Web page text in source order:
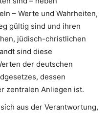
– Werte und Wahrheiten,
gültig sind und ihren
jüdisch-christlichen
sind diese
der deutschen
dessen
zentralen Anliegen ist.
aus der Verantwortung,